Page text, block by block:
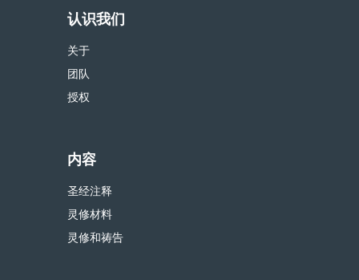
认识我们
关于
团队
授权
内容
圣经注释
灵修材料
灵修和祷告